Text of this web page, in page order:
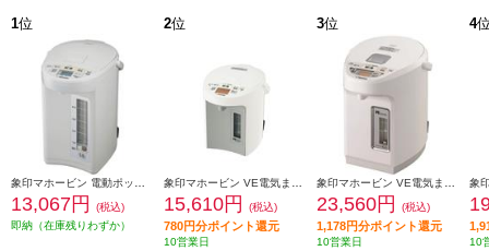
1位
13,067円
(税込)
即納（在庫残りわずか）
2位
15,610円 (税込)
780円分ポイント還元
10営業日
3位
23,560円 (税込)
1,178円分ポイント還元
10営業日
4
10